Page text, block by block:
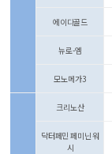
에이디골드
뉴로-엠
모노메가3
크리노산
닥터페민 페미닌 워
시